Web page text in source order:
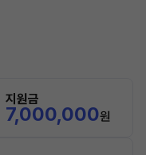
지원금
7,000,000원